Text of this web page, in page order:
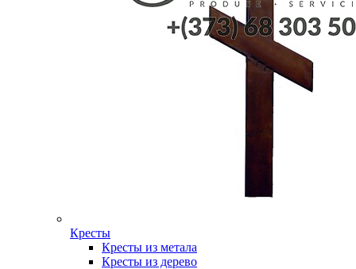
Кресты
Кресты из метала
Кресты из дерево